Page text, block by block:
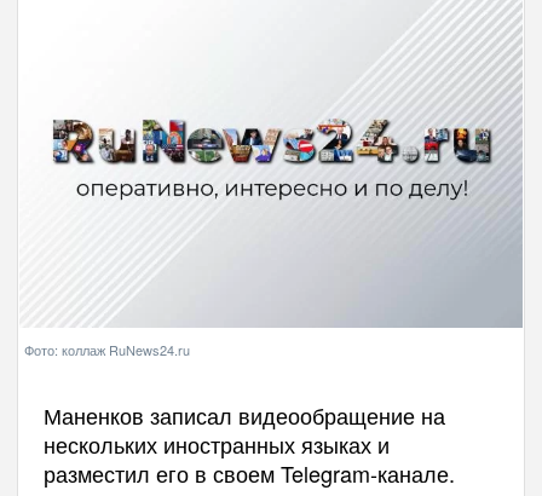
Фото: коллаж RuNews24.ru
Маненков записал видеообращение на
нескольких иностранных языках и
разместил его в своем Telegram-канале.